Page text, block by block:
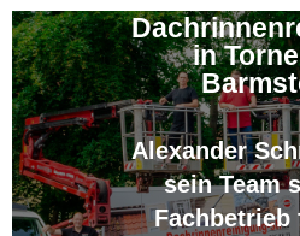
in
Alexander
sein Team
Fachbetrieb